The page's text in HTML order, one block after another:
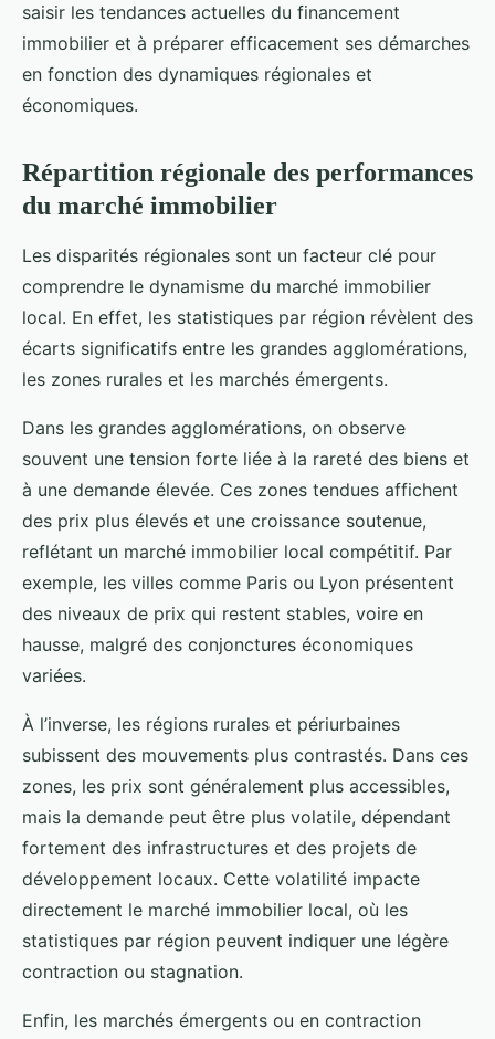
saisir les tendances actuelles du financement
immobilier et à préparer efficacement ses démarches
en fonction des dynamiques régionales et
économiques.
Répartition régionale des performances
du marché immobilier
Les disparités régionales sont un facteur clé pour
comprendre le dynamisme du marché immobilier
local. En effet, les statistiques par région révèlent des
écarts significatifs entre les grandes agglomérations,
les zones rurales et les marchés émergents.
Dans les grandes agglomérations, on observe
souvent une tension forte liée à la rareté des biens et
à une demande élevée. Ces zones tendues affichent
des prix plus élevés et une croissance soutenue,
reflétant un marché immobilier local compétitif. Par
exemple, les villes comme Paris ou Lyon présentent
des niveaux de prix qui restent stables, voire en
hausse, malgré des conjonctures économiques
variées.
À l’inverse, les régions rurales et périurbaines
subissent des mouvements plus contrastés. Dans ces
zones, les prix sont généralement plus accessibles,
mais la demande peut être plus volatile, dépendant
fortement des infrastructures et des projets de
développement locaux. Cette volatilité impacte
directement le marché immobilier local, où les
statistiques par région peuvent indiquer une légère
contraction ou stagnation.
Enfin, les marchés émergents ou en contraction